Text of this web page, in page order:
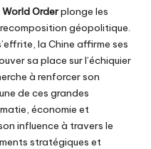
World Orderplonge les
géopolitique.
la Chine affirme ses
sa place sur l’échiquier
à renforcer son
de ces grandes
économie et
influence à travers le
stratégiques et